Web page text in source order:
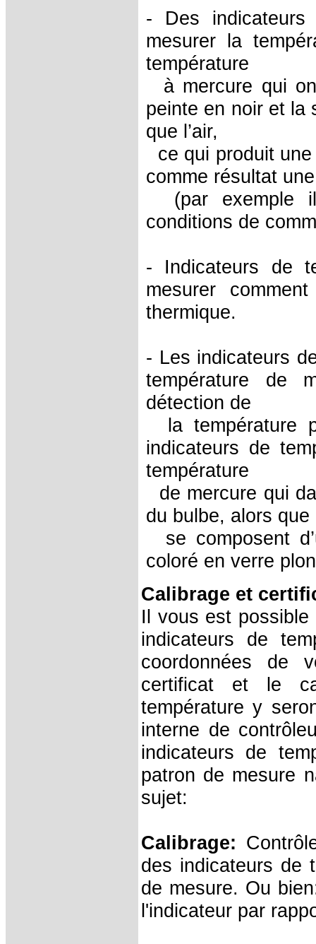
- Des indicateurs
mesurer la
température
à mercure qui
peinte en noir et la
que l’air,
ce qui produit
comme résultat
(par exemple
conditions de
- Indicateurs de
mesurer
thermique.
- Les indicateurs
température de
détection de
la température
indicateurs de
température
de mercure qui
du bulbe, alors
se composent
coloré en verre
Calibrage et
Il vous est
indicateurs de
coordonnées de
certificat et le
température y
interne de
indicateurs de
patron de mesure
sujet:
Calibrage:
des indicateurs de
de mesure. Ou
l'indicateur par